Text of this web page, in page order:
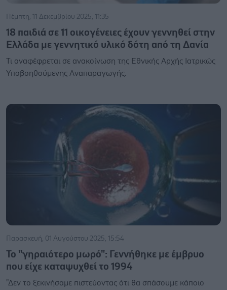
Πέμπτη, 11 Δεκεμβρίου 2025, 11:35
18 παιδιά σε 11 οικογένειες έχουν γεννηθεί στην
Ελλάδα με γεννητικό υλικό δότη από τη Δανία
Τι αναφέφρεται σε ανακοίνωση της Εθνικής Αρχής Ιατρικώς
Υποβοηθούμενης Αναπαραγωγής.
Παρασκευή, 01 Αυγούστου 2025, 15:54
Το "γηραιότερο μωρό": Γεννήθηκε με έμβρυο
που είχε καταψυχθεί το 1994
"Δεν το ξεκινήσαμε πιστεύοντας ότι θα σπάσουμε κάποιο